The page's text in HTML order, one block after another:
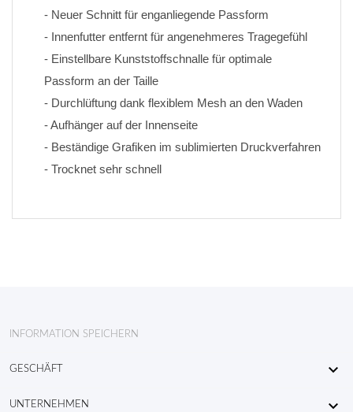
- Neuer Schnitt für enganliegende Passform
- Innenfutter entfernt für angenehmeres Tragegefühl
- Einstellbare Kunststoffschnalle für optimale
Passform an der Taille
- Durchlüftung dank flexiblem Mesh an den Waden
- Aufhänger auf der Innenseite
- Trocknet sehr schnell
INFORMATION SPEICHERN
GESCHÄFT 
UNTERNEHMEN 